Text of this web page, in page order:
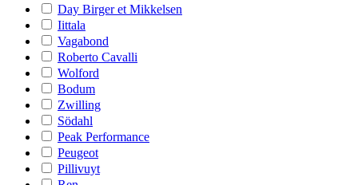
Day Birger et Mikkelsen
Iittala
Vagabond
Roberto Cavalli
Wolford
Bodum
Zwilling
Södahl
Peak Performance
Peugeot
Pillivuyt